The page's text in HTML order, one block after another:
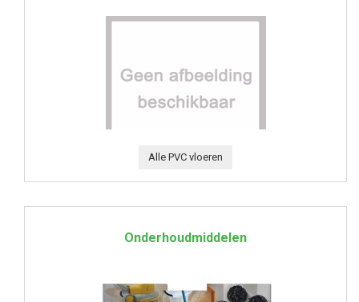
Alle PVC vloeren
Onderhoudmiddelen